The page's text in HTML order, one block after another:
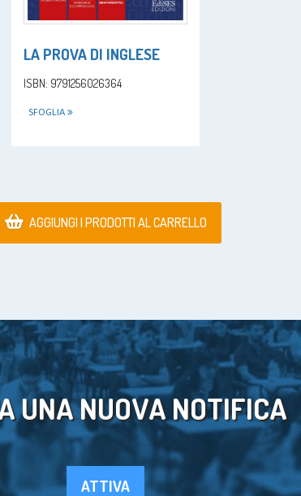
LA PROVA DI INGLESE
ISBN: 9791256026364
SFOGLIA
AGGIUNGI I PRODOTTI AL CARRELLO
UNA NUOVA NOTIFICA
ATTIVA